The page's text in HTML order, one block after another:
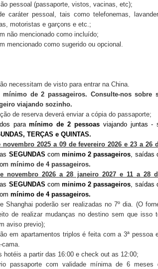
pessoal (passaporte, vistos, vacinas, etc);
caráter pessoal, tais como telefonemas,
motoristas e garçons e etc.;
não mencionado como incluído;
mencionado como sugerido ou opcional.
necessitam de visto para entrar na China.
mínimo de 2 passageiros. Consulte-nos sobre
viajando sozinho.
de reserva deverá enviar a cópia do passaporte;
paramínimo de 2 pessoasviajando juntas -
TERÇAS e QUINTAS.
novembro 2025 a 09 de fevereiro 2026 e 23 a 26
SEGUNDAS com minimo 2 passageiros, saídas
mínimo de 4 passageiros.
novembro 2026 a 28 janeiro 2027 e 11 a 28
SEGUNDAS com minimo 2 passageiros, saídas
mínimo de 4 passageiros.
Shanghai poderão ser realizadas no 7º dia. (O
de realizar mudanças no destino sem que isso
aviso previo);
em apartamentos triplos é feita com a 3ª pessoa
cama.
hotéis a partir das 16:00 e check out as 12:00;
passaporte com validade mínima de 6 meses